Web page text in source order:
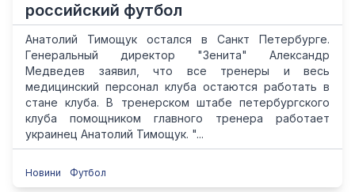
российский футбол
Анатолий Тимощук остался в Санкт Петербурге.
Генеральный директор "Зенита" Александр
Медведев заявил, что все тренеры и весь
медицинский персонал клуба остаются работать в
стане клуба. В тренерском штабе петербургского
клуба помощником главного тренера работает
украинец Анатолий Тимощук. "...
Новини Футбол